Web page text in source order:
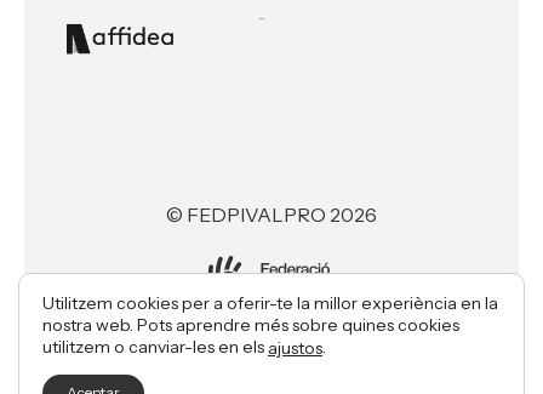
© FEDPIVALPRO 2026
Made with ♥ by
Utilitzem cookies per a oferir-te la millor experiència en la
nostra web. Pots aprendre més sobre quines cookies
utilitzem o canviar-les en els ajustos